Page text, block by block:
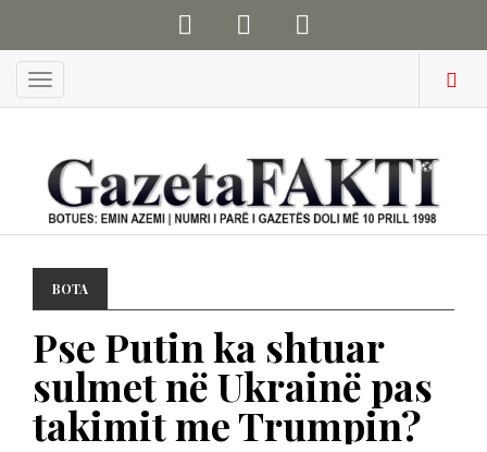
Menu
BOTA
Pse Putin ka shtuar
sulmet në Ukrainë pas
takimit me Trumpin?